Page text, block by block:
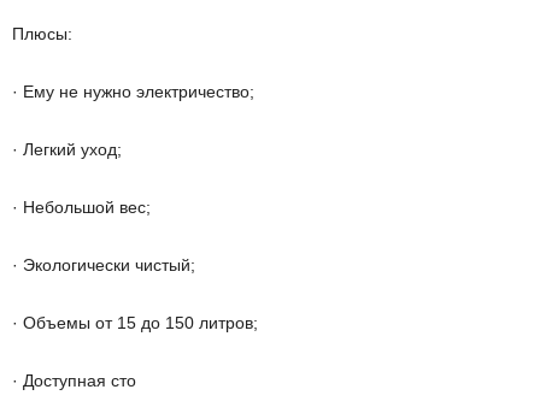
Плюсы:
· Ему не нужно электричество;
· Легкий уход;
· Небольшой вес;
· Экологически чистый;
· Объемы от 15 до 150 литров;
· Доступная сто